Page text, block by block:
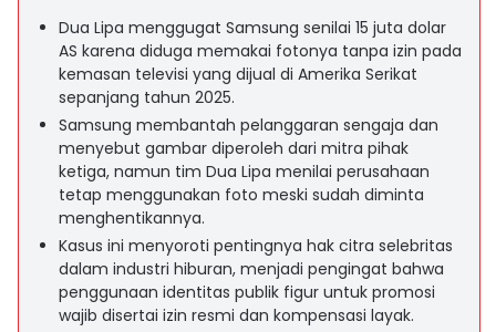
Dua Lipa menggugat Samsung senilai 15 juta dolar
AS karena diduga memakai fotonya tanpa izin pada
kemasan televisi yang dijual di Amerika Serikat
sepanjang tahun 2025.
Samsung membantah pelanggaran sengaja dan
menyebut gambar diperoleh dari mitra pihak
ketiga, namun tim Dua Lipa menilai perusahaan
tetap menggunakan foto meski sudah diminta
menghentikannya.
Kasus ini menyoroti pentingnya hak citra selebritas
dalam industri hiburan, menjadi pengingat bahwa
penggunaan identitas publik figur untuk promosi
wajib disertai izin resmi dan kompensasi layak.